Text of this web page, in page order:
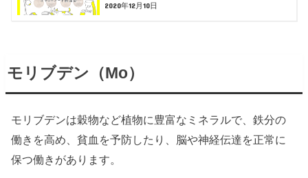
2020年12月10日
モリブデン（Mo）
モリブデンは穀物など植物に豊富なミネラルで、鉄分の
働きを高め、貧血を予防したり、脳や神経伝達を正常に
保つ働きがあります。